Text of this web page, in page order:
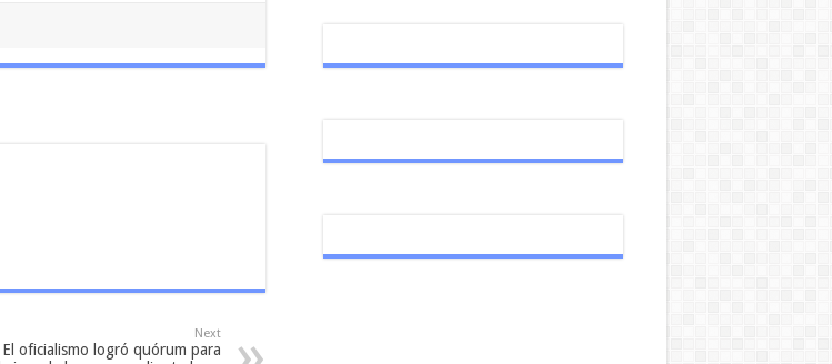
Next
El oficialismo logró quórum para